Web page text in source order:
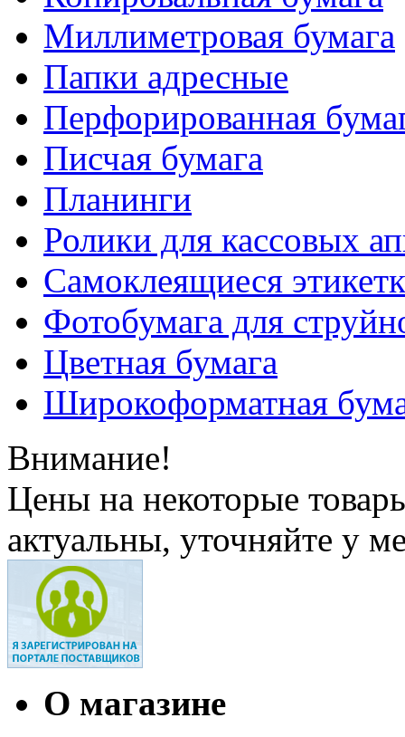
Миллиметровая бумага
Папки адресные
Перфорированная
Писчая бумага
Планинги
Ролики для кассовых
Самоклеящиеся
Фотобумага для
Цветная бумага
Широкоформатная
Внимание!
Цены на некоторые
актуальны, уточняйте у
О магазине